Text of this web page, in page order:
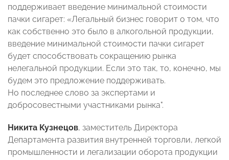
поддерживает введение минимальной стоимости
пачки сигарет: «Легальный бизнес говорит о том, что
как собственно это было в алкогольной продукции,
введение минимальной стоимости пачки сигарет
будет способствовать сокращению рынка
нелегальной продукции. Если это так, то, конечно, мы
будем это предложение поддерживать.
Но последнее слово за экспертами и
добросовестными участниками рынка".
Никита Кузнецов, заместитель Директора
Департамента развития внутренней торговли, легкой
промышленности и легализации оборота продукции